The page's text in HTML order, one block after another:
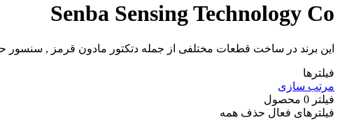
Senba Sensing Technology Co
این برند در ساخت قطعات مختلفی از جمله دتکتور مادون قرمز , سنسور
فیلترها
مرتب سازی
فیلتر 0 محصول
فیلترهای فعال حذف همه